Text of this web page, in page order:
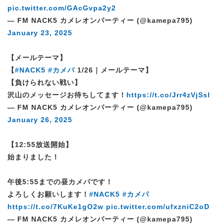
pic.twitter.com/GAcGvpa2y2
— FM NACK5 カメレオンパーティー (@kamepa795)
January 23, 2025
【メールテーマ】
【#NACK5 #カメパ 1/26｜メールテーマ】
【負けられない戦い】
沢山のメッセージお待ちしてます！ https://t.co/Jrr4zVjSsl
— FM NACK5 カメレオンパーティー (@kamepa795)
January 26, 2025
【12:55放送開始】
始まりました！
午後5:55までの昼カメパです！
よろしくお願いします！ #NACK5 #カメパ
https://t.co/7KuKe1gO2w pic.twitter.com/ufxzniC2oD
— FM NACK5 カメレオンパーティー (@kamepa795)